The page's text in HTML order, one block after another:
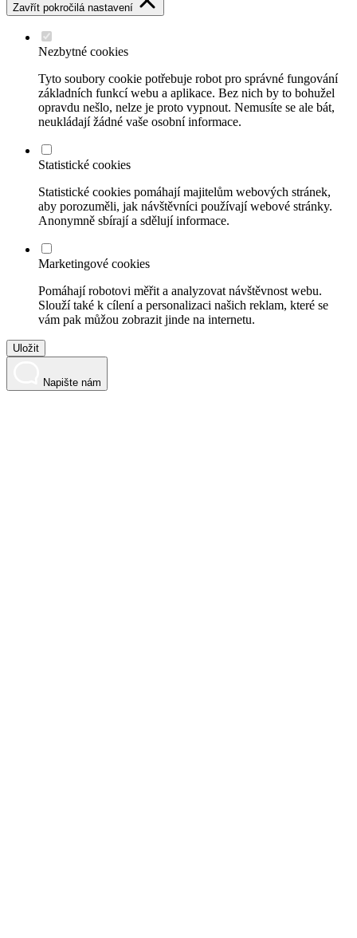
Zavřít pokročilá nastavení
Nezbytné cookies
Tyto soubory cookie potřebuje robot pro správné fungování
základních funkcí webu a aplikace. Bez nich by to bohužel
opravdu nešlo, nelze je proto vypnout. Nemusíte se ale bát,
neukládají žádné vaše osobní informace.
Statistické cookies
Statistické cookies pomáhají majitelům webových stránek,
aby porozuměli, jak návštěvníci používají webové stránky.
Anonymně sbírají a sdělují informace.
Marketingové cookies
Pomáhají robotovi měřit a analyzovat návštěvnost webu.
Slouží také k cílení a personalizaci našich reklam, které se
vám pak můžou zobrazit jinde na internetu.
Uložit
Napište nám